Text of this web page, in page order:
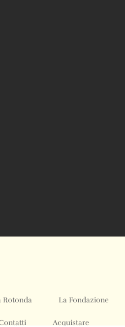
Rotonda La Fondazione
Acquistare